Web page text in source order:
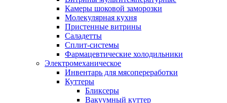
Камеры шоковой заморозки
Молекулярная кухня
Пристенные витрины
Саладетты
Сплит-системы
Фармацевтические холодильники
Электромеханическое
Инвентарь для мясопереработки
Куттеры
Бликсеры
Вакуумный куттер